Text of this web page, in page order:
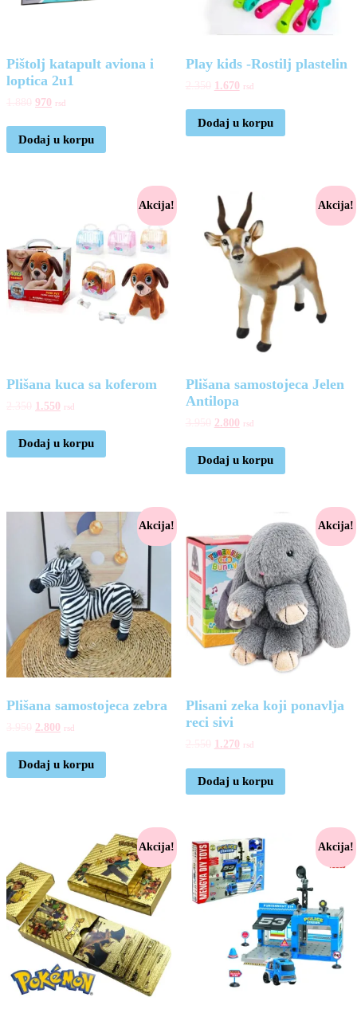
Pištolj katapult aviona i
loptica 2u1
970 rsd
Dodaj u korpu
Play kids -Rostilj plastelin
1.670 rsd
Dodaj u korpu
Akcija!
Plišana kuca sa koferom
1.550 rsd
Dodaj u korpu
Akcija!
Plišana samostojeca Jelen
Antilopa
2.800 rsd
Dodaj u korpu
Akcija!
Plišana samostojeca zebra
2.800 rsd
Dodaj u korpu
Akcija!
Plisani zeka koji ponavlja
reci sivi
1.270 rsd
Dodaj u korpu
Akcija! Akcija!